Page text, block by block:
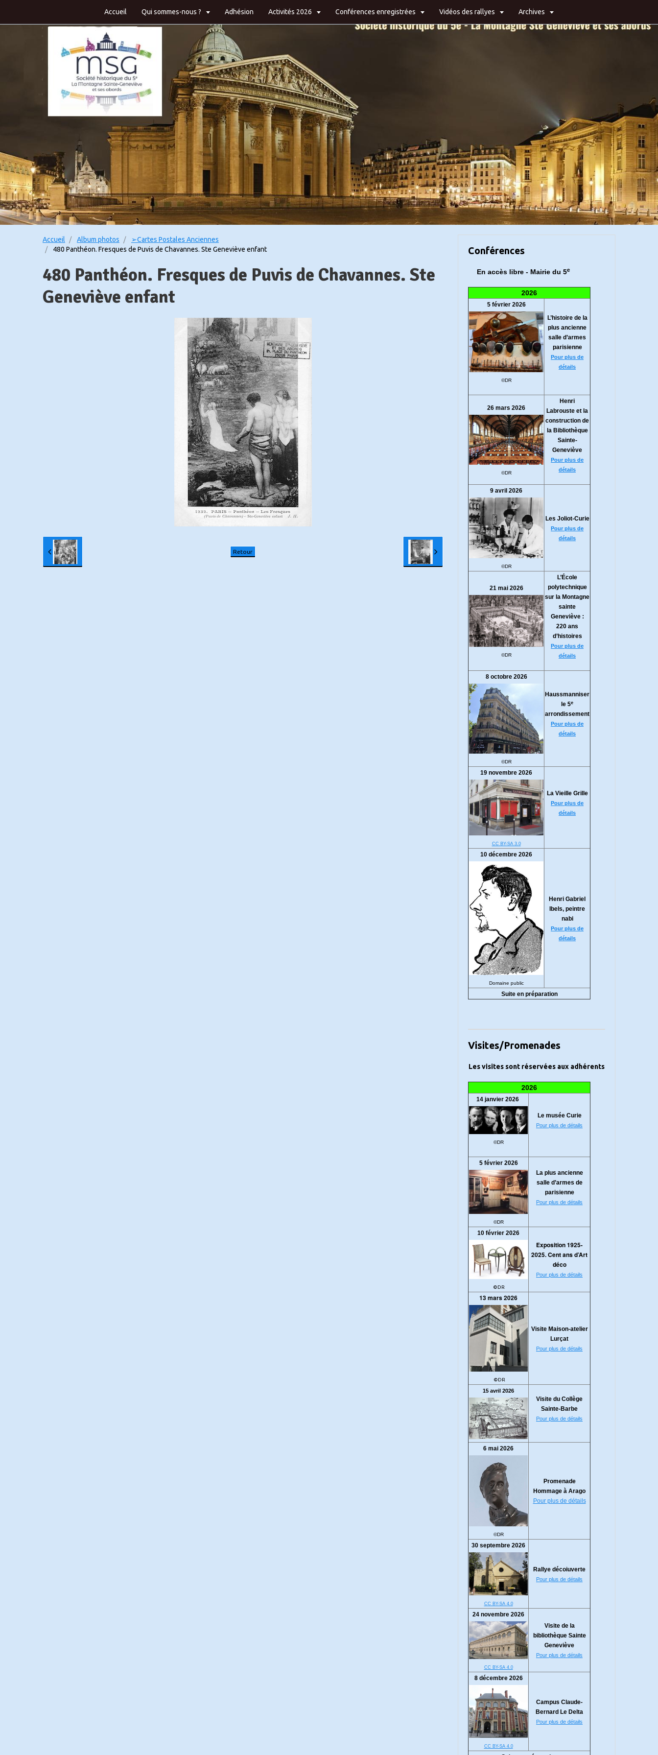
Accueil Qui sommes-nous ? Adhésion Activités 2026 Conférences enregistrées Vidéos des rallyes Archives
Accueil Album photos
➢Cartes Postales Anciennes
480 Panthéon. Fresques de Puvis de Chavannes. Ste Geneviève enfant
480 Panthéon. Fresques de Puvis de Chavannes. Ste
Geneviève enfant
Retour
Conférences
En accès libre - Mairie du 5e
2026
5 février 2026
©DR
L’histoire de la
plus ancienne
salle d’armes
parisienne
Pour plus de
détails
26 mars 2026
©DR
Henri
Labrouste et la
construction de
la Bibliothèque
Sainte-
Geneviève
Pour plus de
détails
9 avril 2026
©DR
Les Joliot-Curie
Pour plus de
détails
21 mai 2026
©DR
L’École
polytechnique
sur la Montagne
sainte
Geneviève :
220 ans
d’histoires
Pour plus de
détails
8 octobre 2026
©DR
Haussmanniser
le 5e
arrondissement
Pour plus de
détails
19 novembre 2026
CC BY-SA 3.0
La Vieille Grille
Pour plus de
détails
10 décembre 2026
Domaine public
Henri Gabriel
Ibels, peintre
nabi
Pour plus de
détails
Suite en préparation
Visites/Promenades
Les visites sont réservées aux adhérents
2026
14 janvier 2026
©DR
Le musée Curie
Pour plus de détails
5 février 2026
©DR
La plus ancienne
salle d’armes de
parisienne
Pour plus de détails
10 février 2026
©DR
Exposition 1925-
2025. Cent ans d’Art
déco
Pour plus de détails
13 mars 2026
©DR
Visite Maison-atelier
Lurçat
Pour plus de détails
15 avril 2026
Visite du Collège
Sainte-Barbe
Pour plus de détails
6 mai 2026
©DR
Promenade
Hommage à Arago
Pour plus de détails
30 septembre 2026
CC BY-SA 4.0
Rallye décoiuverte
Pour plus de détails
24 novembre 2026
CC BY-SA 4.0
Visite de la
bibliothèque Sainte
Geneviève
Pour plus de détails
8 décembre 2026
CC BY-SA 4.0
Campus Claude-
Bernard Le Delta
Pour plus de détails